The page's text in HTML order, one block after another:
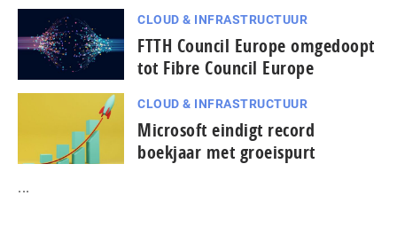
CLOUD & INFRASTRUCTUUR
FTTH Council Europe omgedoopt
tot Fibre Council Europe
CLOUD & INFRASTRUCTUUR
Microsoft eindigt record
boekjaar met groeispurt
...